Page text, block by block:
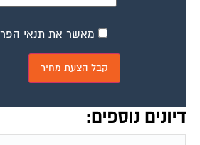
מאשר את תנאי
דיונים נוספים: